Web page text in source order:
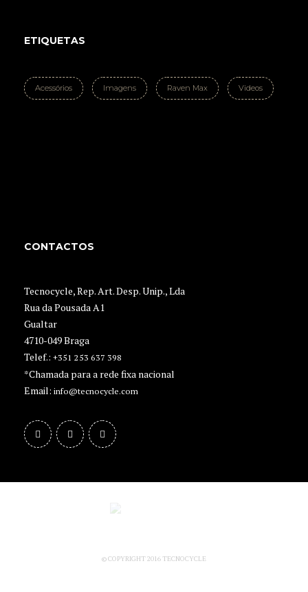
ETIQUETAS
Acessórios Imagens Raven Max Videos
CONTACTOS
Tecnocycle, Rep. Art. Desp. Unip., Lda
Rua da Pousada A1
Gualtar
4710-049 Braga
Telef.: +351 253 637 398
*Chamada para a rede fixa nacional
Email: info@tecnocycle.com
© COPYRIGHT 2016 TECNOCYCLE